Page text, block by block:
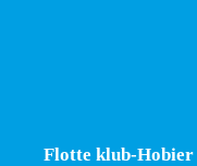
Flotte klub-Hobier